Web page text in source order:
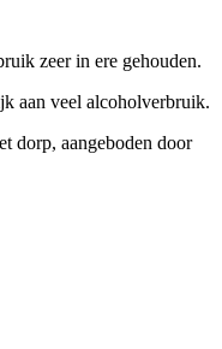
zeer in ere gehouden.
aan veel alcoholverbruik.
dorp, aangeboden door